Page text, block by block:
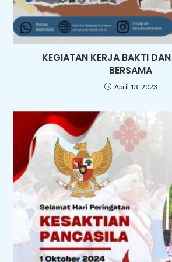
KEGIATAN KERJA BAKTI
BERSAMA
April 13, 2023